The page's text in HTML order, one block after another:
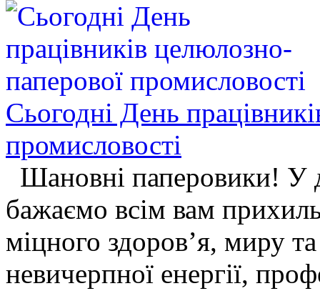
Сьогодні День
промисловостi
Шановні паперовики! У
бажаємо всім вам
міцного здоров’я, миру
невичерпної енергії,